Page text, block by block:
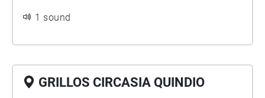
1 sound
GRILLOS CIRCASIA QUINDIO